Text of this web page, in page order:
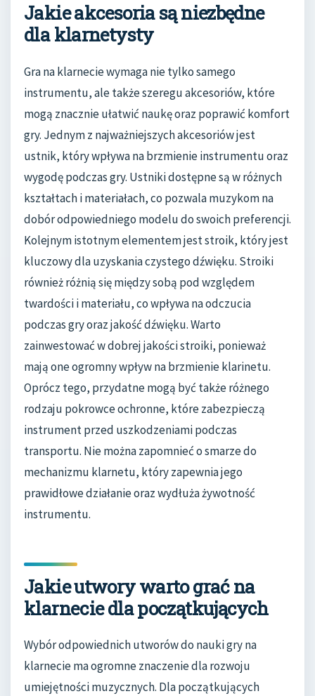
Jakie akcesoria są niezbędne
dla klarnetysty
Gra na klarnecie wymaga nie tylko samego
instrumentu, ale także szeregu akcesoriów, które
mogą znacznie ułatwić naukę oraz poprawić komfort
gry. Jednym z najważniejszych akcesoriów jest
ustnik, który wpływa na brzmienie instrumentu oraz
wygodę podczas gry. Ustniki dostępne są w różnych
kształtach i materiałach, co pozwala muzykom na
dobór odpowiedniego modelu do swoich preferencji.
Kolejnym istotnym elementem jest stroik, który jest
kluczowy dla uzyskania czystego dźwięku. Stroiki
również różnią się między sobą pod względem
twardości i materiału, co wpływa na odczucia
podczas gry oraz jakość dźwięku. Warto
zainwestować w dobrej jakości stroiki, ponieważ
mają one ogromny wpływ na brzmienie klarinetu.
Oprócz tego, przydatne mogą być także różnego
rodzaju pokrowce ochronne, które zabezpieczą
instrument przed uszkodzeniami podczas
transportu. Nie można zapomnieć o smarze do
mechanizmu klarnetu, który zapewnia jego
prawidłowe działanie oraz wydłuża żywotność
instrumentu.
Jakie utwory warto grać na
klarnecie dla początkujących
Wybór odpowiednich utworów do nauki gry na
klarnecie ma ogromne znaczenie dla rozwoju
umiejętności muzycznych. Dla początkujących